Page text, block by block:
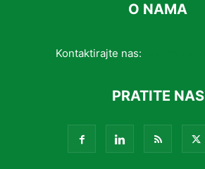
O NAMA
Kontaktirajte nas:
PRATITE NAS